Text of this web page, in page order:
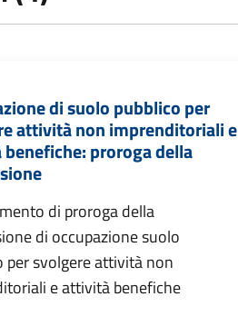
di suolo pubblico per
attività non imprenditoriali e
proroga della
di proroga della
di occupazione suolo
per svolgere attività non
e attività benefiche